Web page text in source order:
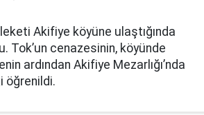
Akifiye köyüne ulaştığında
Tok’un cenazesinin, köyünde
ardından Akifiye Mezarlığı’nda
öğrenildi.